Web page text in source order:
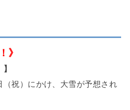
》
祝）にかけ、大雪が予想され